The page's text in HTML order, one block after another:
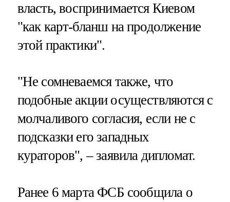
власть, воспринимается Киевом
"как карт-бланш на продолжение
этой практики".
"Не сомневаемся также, что
подобные акции осуществляются с
молчаливого согласия, если не с
подсказки его западных
кураторов", – заявила дипломат.
Ранее 6 марта ФСБ сообщила о